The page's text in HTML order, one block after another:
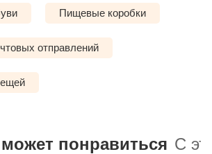
Пищевые коробки
отправлений
понравиться С